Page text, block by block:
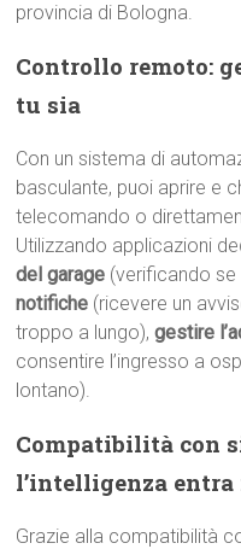
provincia di Bologna.
Controllo remoto:
tu sia
Con un sistema di
basculante, puoi aprire e
telecomando o
Utilizzando applicazioni
del garage (verificando
notifiche (ricevere un
troppo a lungo),gestire
consentire l’ingresso a
lontano).
Compatibilità con
l’intelligenza entra
Grazie alla compatibilità